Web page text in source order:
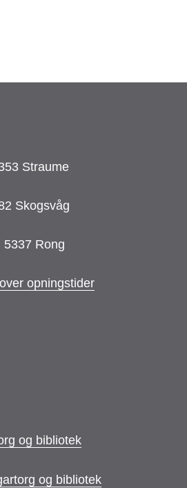
Straume
Skogsvåg
Rong
opningstider
og bibliotek
og bibliotek